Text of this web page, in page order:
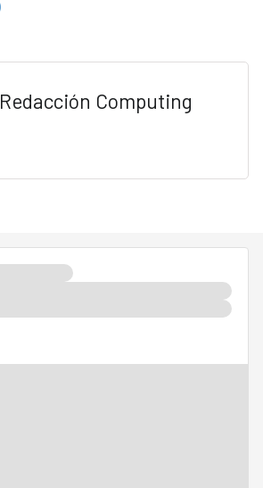
Redacción Computing